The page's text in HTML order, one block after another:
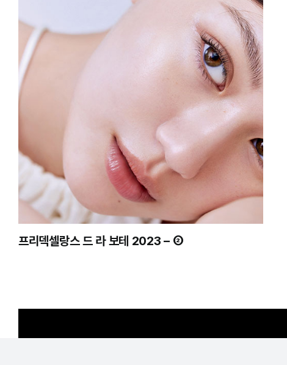
프리덱셀랑스 드 라 보테 2023 – ②